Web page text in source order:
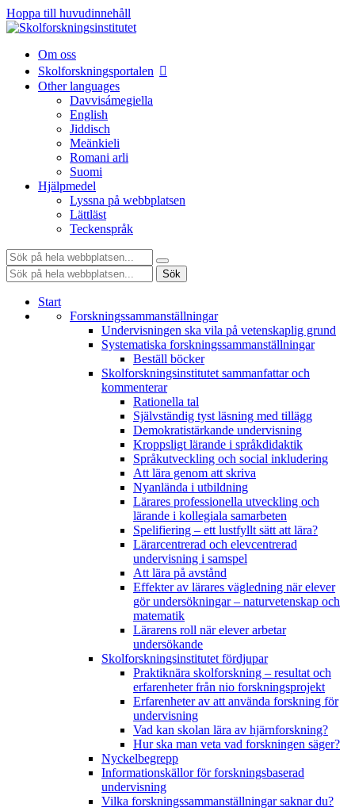
Hoppa till huvudinnehåll
Om oss
Skolforskningsportalen
Other languages
Davvisámegiella
English
Jiddisch
Meänkieli
Romani arli
Suomi
Hjälpmedel
Lyssna på webbplatsen
Lättläst
Teckenspråk
Sök:
Sök:
Sök
Start
Forskningssammanställningar
Undervisningen ska vila på vetenskaplig grund
Systematiska forskningssammanställningar
Beställ böcker
Skolforskningsinstitutet sammanfattar och
kommenterar
Rationella tal
Självständig tyst läsning med tillägg
Demokratistärkande undervisning
Kroppsligt lärande i språkdidaktik
Språkutveckling och social inkludering
Att lära genom att skriva
Nyanlända i utbildning
Lärares professionella utveckling och
lärande i kollegiala samarbeten
Spelifiering – ett lustfyllt sätt att lära?
Lärarcentrerad och elevcentrerad
undervisning i samspel
Att lära på avstånd
Effekter av lärares vägledning när elever
gör undersökningar – naturvetenskap och
matematik
Lärarens roll när elever arbetar
undersökande
Skolforskningsinstitutet fördjupar
Praktiknära skolforskning – resultat och
erfarenheter från nio forskningsprojekt
Erfarenheter av att använda forskning för
undervisning
Vad kan skolan lära av hjärnforskning?
Hur ska man veta vad forskningen säger?
Nyckelbegrepp
Informationskällor för forskningsbaserad
undervisning
Vilka forskningssammanställningar saknar du?